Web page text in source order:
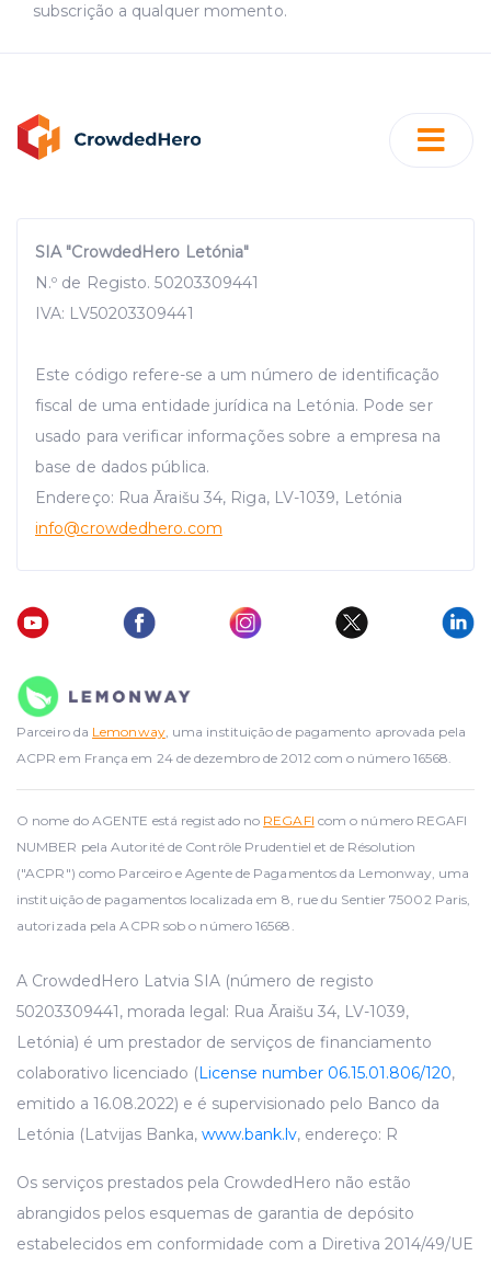
subscrição a qualquer momento.
SIA "CrowdedHero Letónia"
N.º de Registo. 50203309441
IVA: LV50203309441
Este código refere-se a um número de identificação
fiscal de uma entidade jurídica na Letónia. Pode ser
usado para verificar informações sobre a empresa na
base de dados pública.
Endereço: Rua Āraišu 34, Riga, LV-1039, Letónia
info@crowdedhero.com
Parceiro da Lemonway, uma instituição de pagamento aprovada pela
ACPR em França em 24 de dezembro de 2012 com o número 16568.
O nome do AGENTE está registado no REGAFI com o número REGAFI
NUMBER pela Autorité de Contrôle Prudentiel et de Résolution
("ACPR") como Parceiro e Agente de Pagamentos da Lemonway, uma
instituição de pagamentos localizada em 8, rue du Sentier 75002 Paris,
autorizada pela ACPR sob o número 16568.
A CrowdedHero Latvia SIA (número de registo
50203309441, morada legal: Rua Āraišu 34, LV-1039,
Letónia) é um prestador de serviços de financiamento
colaborativo licenciado (License number 06.15.01.806/120,
emitido a 16.08.2022) e é supervisionado pelo Banco da
Letónia (Latvijas Banka, www.bank.lv, endereço: R
Os serviços prestados pela CrowdedHero não estão
abrangidos pelos esquemas de garantia de depósito
estabelecidos em conformidade com a Diretiva 2014/49/UE